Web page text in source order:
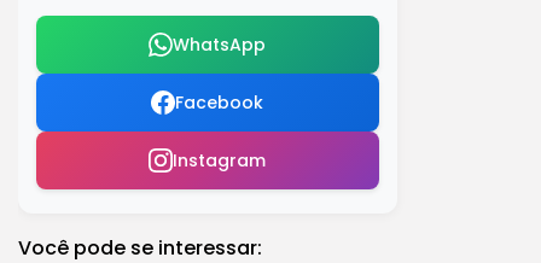
WhatsApp
Facebook
Instagram
Você pode se interessar: